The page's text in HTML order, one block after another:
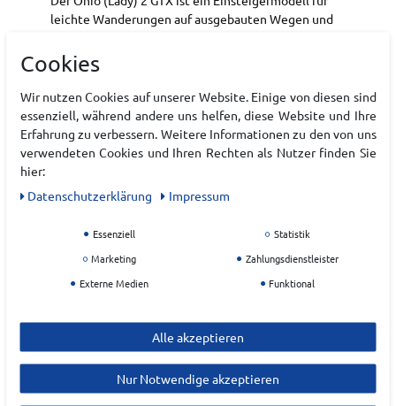
leichte Wanderungen auf ausgebauten Wegen und
eine schöne Optik und bietet einen besonderen
Komfort. Dank GORE-TEX sind die Schuhe auch
garantiert wasserdicht und atmungsaktiv. Für einen
sicheren Halt sorgt die Meindl Magic Light Trail
Sohle.
Wasserdicht und atmungsaktiv
Materialzusammensetzung: Nubukleder gemillt
Hersteller
MEINDL
EU Verantwortlicher
Cookies
Wir nutzen Cookies auf unserer Website. Einige von diesen sind
essenziell, während andere uns helfen, diese Website und Ihre
Erfahrung zu verbessern. Weitere Informationen zu den von uns
verwendeten Cookies und Ihren Rechten als Nutzer finden Sie
hier:
Daten­schutz­erklärung
Impressum
Essenziell
Statistik
Marketing
Zahlungsdienstleister
Externe Medien
Funktional
Alle akzeptieren
Nur Notwendige akzeptieren